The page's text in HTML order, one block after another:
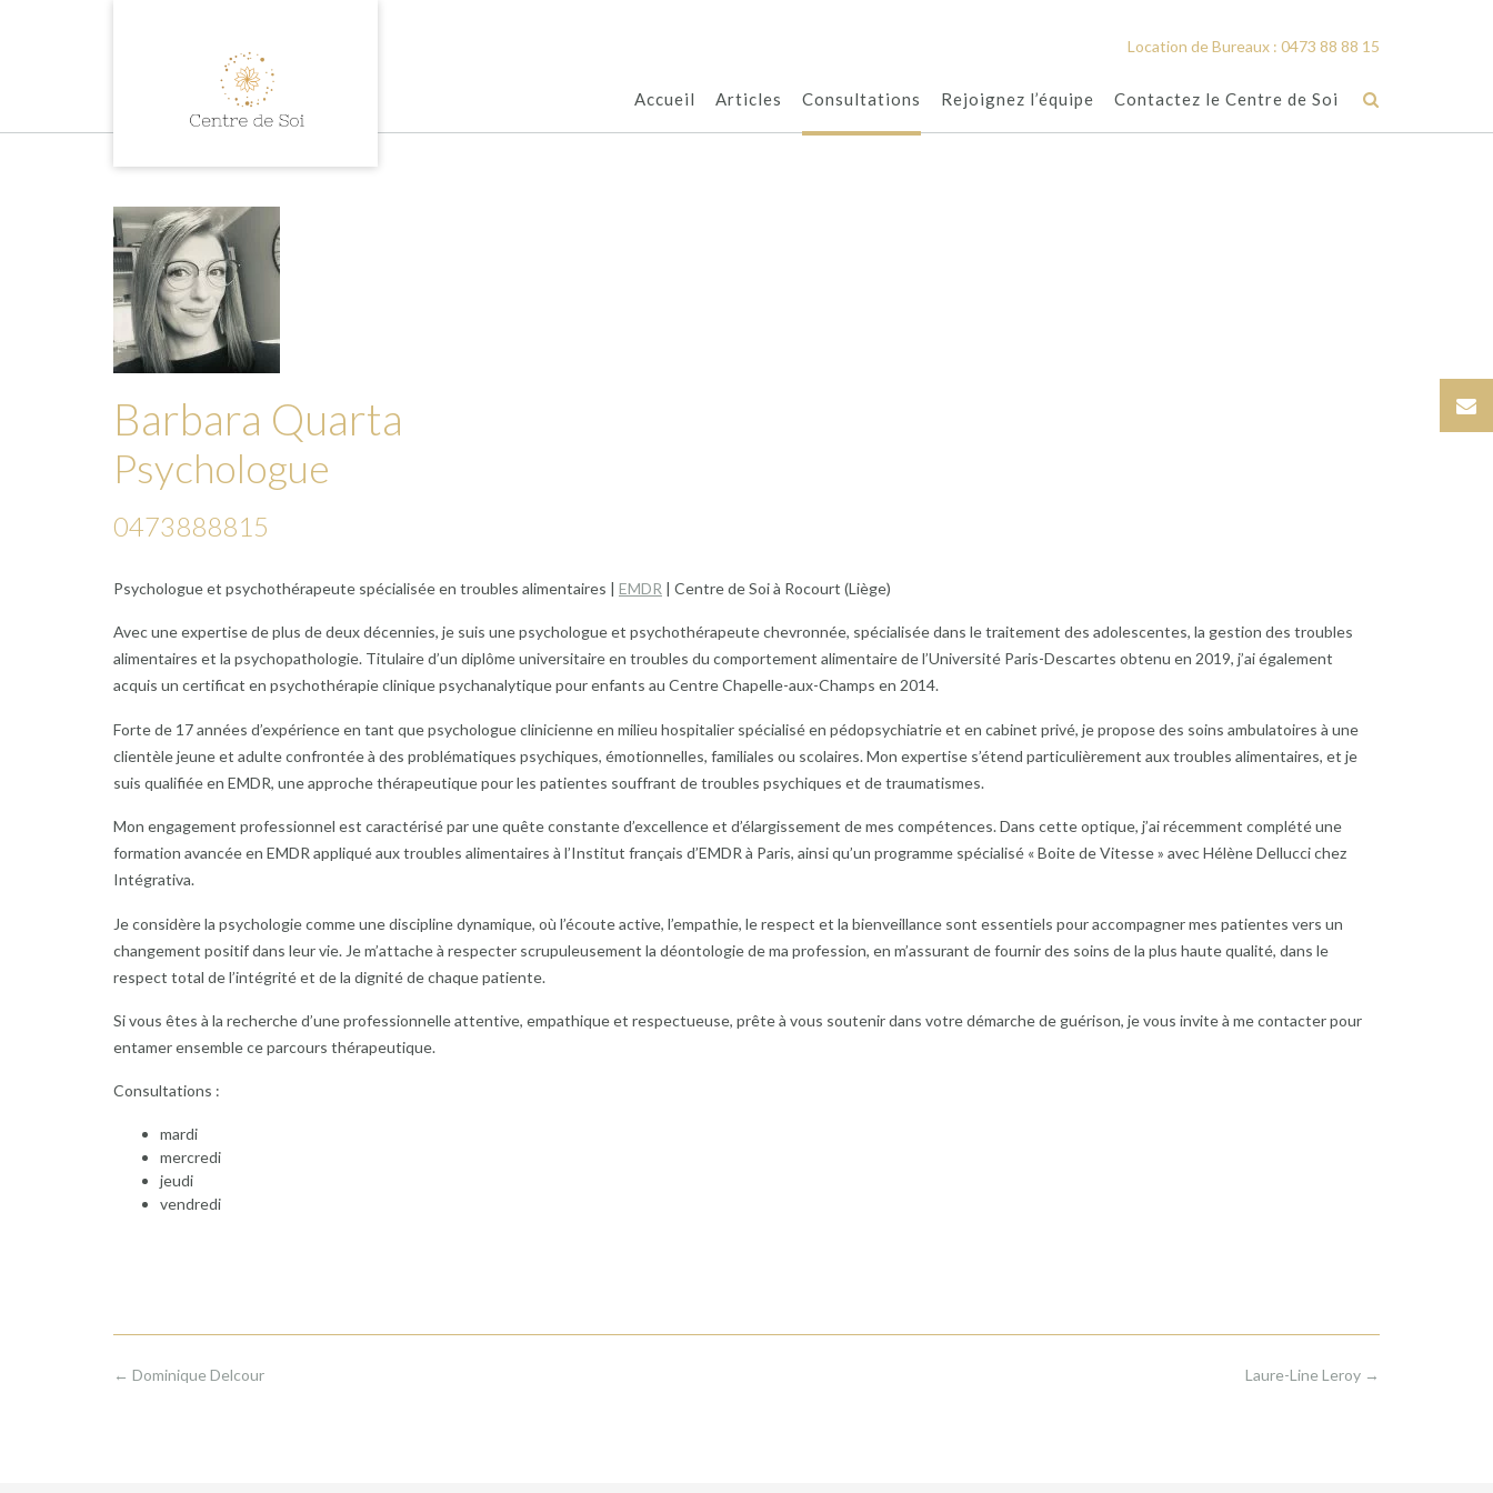
Location de Bureaux : 0473 88 88 15
Accueil Articles Consultations Rejoignez l’équipe Contactez le Centre de Soi
Barbara Quarta
Psychologue
0473888815
Psychologue et psychothérapeute spécialisée en troubles alimentaires | EMDR | Centre de Soi à Rocourt (Liège)
Avec une expertise de plus de deux décennies, je suis une psychologue et psychothérapeute chevronnée, spécialisée dans le traitement des adolescentes, la gestion des troubles
alimentaires et la psychopathologie. Titulaire d’un diplôme universitaire en troubles du comportement alimentaire de l’Université Paris-Descartes obtenu en 2019, j’ai également
acquis un certificat en psychothérapie clinique psychanalytique pour enfants au Centre Chapelle-aux-Champs en 2014.
Forte de 17 années d’expérience en tant que psychologue clinicienne en milieu hospitalier spécialisé en pédopsychiatrie et en cabinet privé, je propose des soins ambulatoires à une
clientèle jeune et adulte confrontée à des problématiques psychiques, émotionnelles, familiales ou scolaires. Mon expertise s’étend particulièrement aux troubles alimentaires, et je
suis qualifiée en EMDR, une approche thérapeutique pour les patientes souffrant de troubles psychiques et de traumatismes.
Mon engagement professionnel est caractérisé par une quête constante d’excellence et d’élargissement de mes compétences. Dans cette optique, j’ai récemment complété une
formation avancée en EMDR appliqué aux troubles alimentaires à l’Institut français d’EMDR à Paris, ainsi qu’un programme spécialisé « Boite de Vitesse » avec Hélène Dellucci chez
Intégrativa.
Je considère la psychologie comme une discipline dynamique, où l’écoute active, l’empathie, le respect et la bienveillance sont essentiels pour accompagner mes patientes vers un
changement positif dans leur vie. Je m’attache à respecter scrupuleusement la déontologie de ma profession, en m’assurant de fournir des soins de la plus haute qualité, dans le
respect total de l’intégrité et de la dignité de chaque patiente.
Si vous êtes à la recherche d’une professionnelle attentive, empathique et respectueuse, prête à vous soutenir dans votre démarche de guérison, je vous invite à me contacter pour
entamer ensemble ce parcours thérapeutique.
Consultations :
mardi
mercredi
jeudi
vendredi
Post
Laure-Line Leroy →
← Dominique Delcour